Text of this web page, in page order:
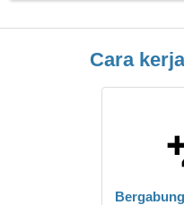
Cara